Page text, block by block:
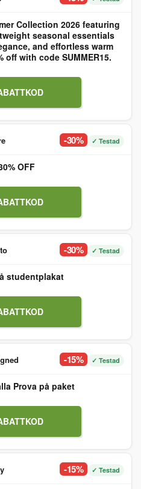
Collection 2026 featuring
seasonal essentials
and effortless warm
off with code SUMMER15.
-30% ✓ Testad
OFF
-30% ✓ Testad
studentplakat
-15% ✓ Testad
Prova på paket
-15% ✓ Testad